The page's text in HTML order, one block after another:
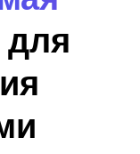
для